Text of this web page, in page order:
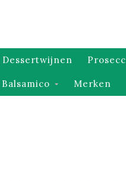
Dessertwijnen
Merken